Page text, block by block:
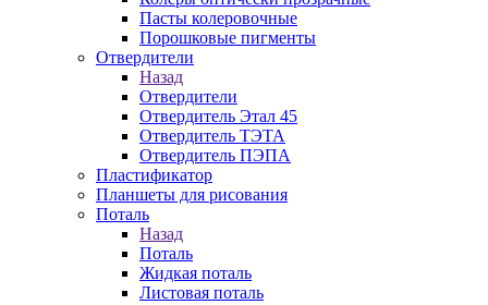
Пасты колеровочные
Порошковые пигменты
Отвердители
Назад
Отвердители
Отвердитель Этал 45
Отвердитель ТЭТА
Отвердитель ПЭПА
Пластификатор
Планшеты для рисования
Поталь
Назад
Поталь
Жидкая поталь
Листовая поталь